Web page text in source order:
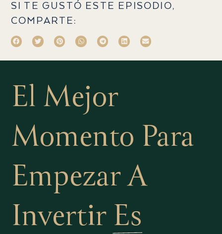
SI TE GUSTÓ ESTE EPISODIO,
COMPARTE:
El Mejor
Momento Para
Empezar A
Invertir Es